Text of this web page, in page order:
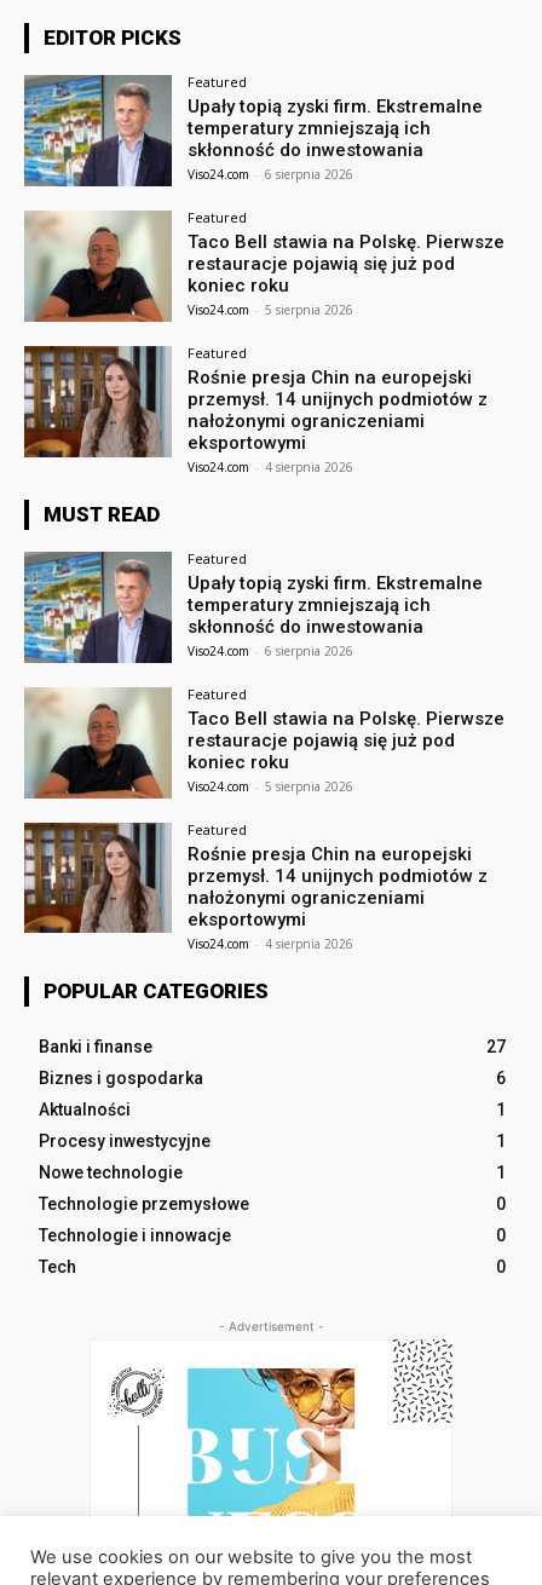
EDITOR PICKS
Featured
Upały topią zyski firm. Ekstremalne
temperatury zmniejszają ich
skłonność do inwestowania
Viso24.com - 6 sierpnia 2026
Featured
Taco Bell stawia na Polskę. Pierwsze
restauracje pojawią się już pod
koniec roku
Viso24.com - 5 sierpnia 2026
Featured
Rośnie presja Chin na europejski
przemysł. 14 unijnych podmiotów z
nałożonymi ograniczeniami
eksportowymi
Viso24.com - 4 sierpnia 2026
MUST READ
Featured
Upały topią zyski firm. Ekstremalne
temperatury zmniejszają ich
skłonność do inwestowania
Viso24.com - 6 sierpnia 2026
Featured
Taco Bell stawia na Polskę. Pierwsze
restauracje pojawią się już pod
koniec roku
Viso24.com - 5 sierpnia 2026
Featured
Rośnie presja Chin na europejski
przemysł. 14 unijnych podmiotów z
nałożonymi ograniczeniami
eksportowymi
Viso24.com - 4 sierpnia 2026
POPULAR CATEGORIES
Banki i finanse
27
Biznes i gospodarka
6
Aktualności
1
Procesy inwestycyjne
1
Nowe technologie
1
Technologie przemysłowe
0
Technologie i innowacje
0
Tech
0
- Advertisement -
We use cookies on our website to give you the most
relevant experience by remembering your preferences